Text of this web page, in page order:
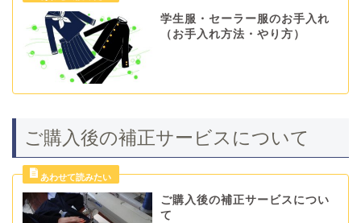
学生服・セーラー服のお手入れ
（お手入れ方法・やり方）
ご購入後の補正サービスについて
ご購入後の補正サービスについ
て